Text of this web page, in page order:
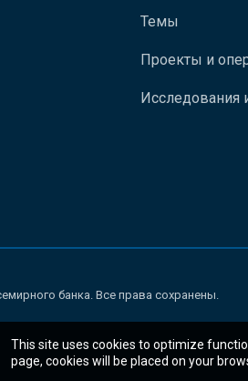
Темы
Проекты и
Исследования
банка. Все права сохранены.
This site uses cookies to optimize
page, cookies will be placed on your